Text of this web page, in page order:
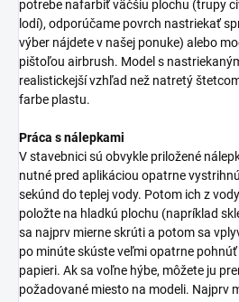
potrebe nafarbiť väčšiu plochu (trupy
lodí), odporúčame povrch nastriekať
výber nájdete v našej ponuke) alebo
pištoľou airbrush. Model s
realistickejší vzhľad než natretý
farbe plastu.
Práca s nálepkami
V stavebnici sú obvykle priložené
nutné pred aplikáciou opatrne
sekúnd do teplej vody. Potom ich z
položte na hladkú plochu (napríklad
sa najprv mierne skrúti a potom sa
po minúte skúste veľmi opatrne
papieri. Ak sa voľne hýbe, môžete ju
požadované miesto na modeli. Najprv